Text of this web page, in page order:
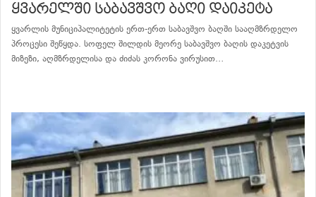
ყვარელში საბავშვო ბაღი დაიკეტა
ყვარლის მუნიციპალიტეტის ერთ-ერთ საბავშვო ბაღში სააღმზრდელო
პროცესი შეწყდა. სოფელ შილდის მეორე საბავშვო ბაღის დაკეტვის
მიზეზი, აღმზრდელისა და ძიძას კორონა ვირუსით…